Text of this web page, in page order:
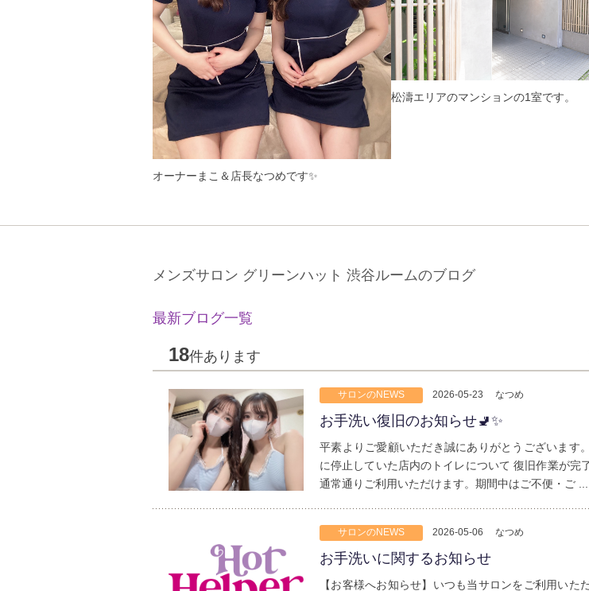
オーナーまこ＆店長なつめです✨
松濤エリアのマンションの1室です。
メンズサロン グリーンハット 渋谷ルームのブログ
最新ブログ一覧
18件あります
サロンのNEWS 2026-05-23 なつめ
お手洗い復旧のお知らせ🚽✨
平素よりご愛顧いただき誠にありがとうございます
に停止していた店内のトイレについて 復旧作業が完
通常通りご利用いただけます。期間中はご不便・ご ...
サロンのNEWS 2026-05-06 なつめ
お手洗いに関するお知らせ
【お客様へお知らせ】いつも当サロンをご利用いた